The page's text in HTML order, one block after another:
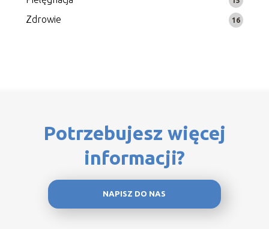
Zdrowie 16
Potrzebujesz więcej
informacji?
NAPISZ DO NAS